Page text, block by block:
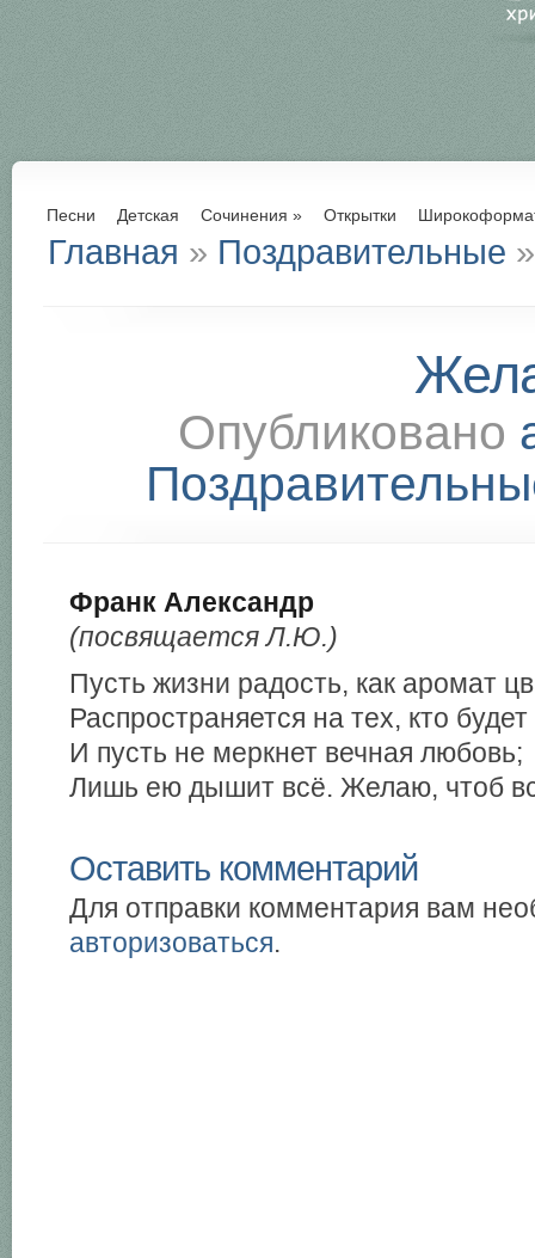
Песни Детская Сочинения » Открытки
Главная » Поздравительные »
Опубликовано
Франк Александр
(посвящается Л.Ю.)
Пусть жизни радость, как аромат
Распространяется на тех, кто
И пусть не меркнет вечная любовь;
Лишь ею дышит всё. Желаю, чтоб
Оставить комментарий
Для отправки комментария вам
авторизоваться.